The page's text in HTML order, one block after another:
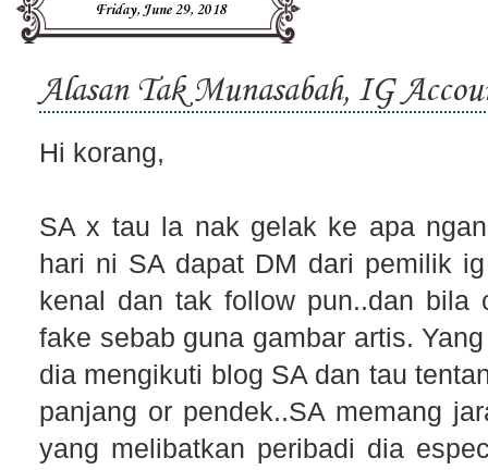
Friday, June 29, 2018
Alasan Tak Munasabah, IG
Hi korang,
SA x tau la nak gelak ke apa
hari ni SA dapat DM dari pemilik
kenal dan tak follow pun..dan bila
fake sebab guna gambar artis.
dia mengikuti blog SA dan tau
panjang or pendek..SA memang
yang melibatkan peribadi dia